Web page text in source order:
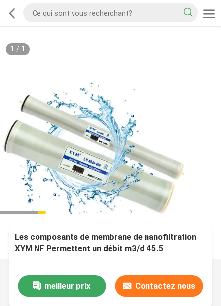
1 / 1
Les composants de membrane de nanofiltration
XYM NF Permettent un débit m3/d 45.5
meilleur prix Contactez nous